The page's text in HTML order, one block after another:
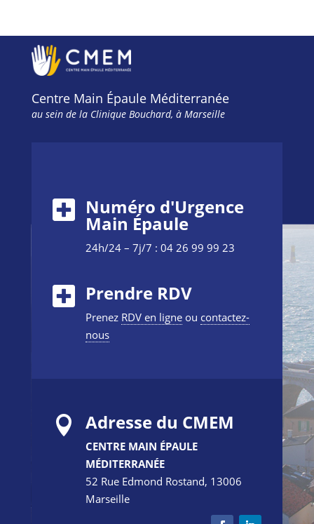
Centre Main Épaule Méditerranée
au sein de la Clinique Bouchard, à Marseille
Numéro d'Urgence
Main Épaule
24h/24 – 7j/7 : 04 26 99 99 23
Prendre RDV
Prenez RDV en ligneou contactez-
nous
 Adresse du CMEM
CENTRE MAIN ÉPAULE
MÉDITERRANÉE
52 Rue Edmond Rostand, 13006
Marseille